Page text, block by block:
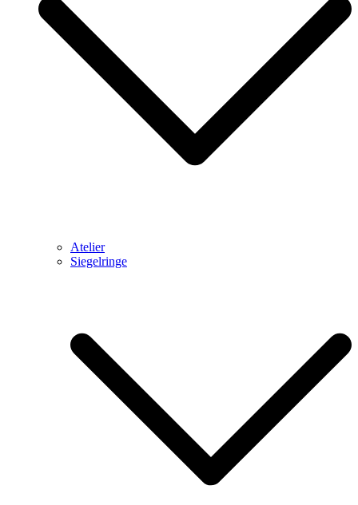
Atelier
Siegelringe